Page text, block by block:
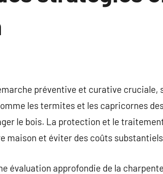
préventive et curative cruciale,
les termites et les capricornes
le bois. La protection et le
maison et éviter des coûts
évaluation approfondie de la